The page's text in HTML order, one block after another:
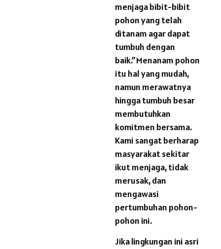
menjaga bibit-bibit
pohon yang telah
ditanam agar dapat
tumbuh dengan
baik.”Menanam pohon
itu hal yang mudah,
namun merawatnya
hingga tumbuh besar
membutuhkan
komitmen bersama.
Kami sangat berharap
masyarakat sekitar
ikut menjaga, tidak
merusak, dan
mengawasi
pertumbuhan pohon-
pohon ini.
Jika lingkungan ini asri